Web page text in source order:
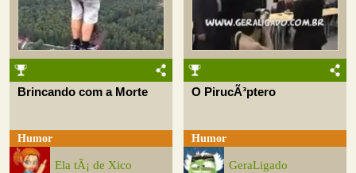
Brincando com a Morte
Humor
Ela tÃ¡ de Xico
O PirucÃ³ptero
Humor
GeraLigado